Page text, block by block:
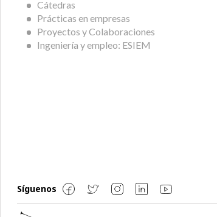
Cátedras
Prácticas en empresas
Proyectos y Colaboraciones
Ingeniería y empleo: ESIEM
Síguenos